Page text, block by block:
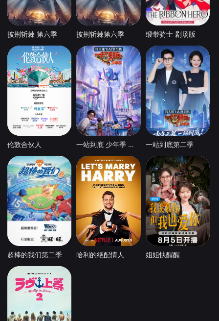
披荆斩棘 第六季 披荆斩棘第六季 缎带骑士 剧场版
伦敦合伙人 一站到底 少年季 第2季 一站到底第二季
超棒的我们第二季 哈利的绝配情人 姐姐快醒醒